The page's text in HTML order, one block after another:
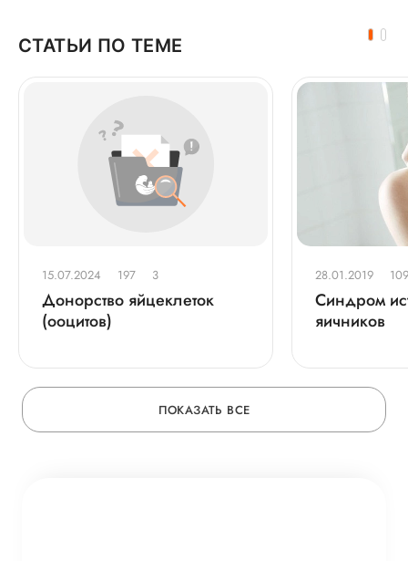
СТАТЬИ ПО ТЕМЕ
15.07.2024 197 3
Донорство яйцеклеток
(ооцитов)
28.01.2019
Синдром
яичников
ПОКАЗАТЬ ВСЕ